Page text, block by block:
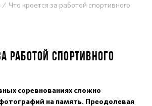
Что кроется за работой спортивного
РАБОТОЙ СПОРТИВНОГО
соревнованиях сложно
на память. Преодолевая